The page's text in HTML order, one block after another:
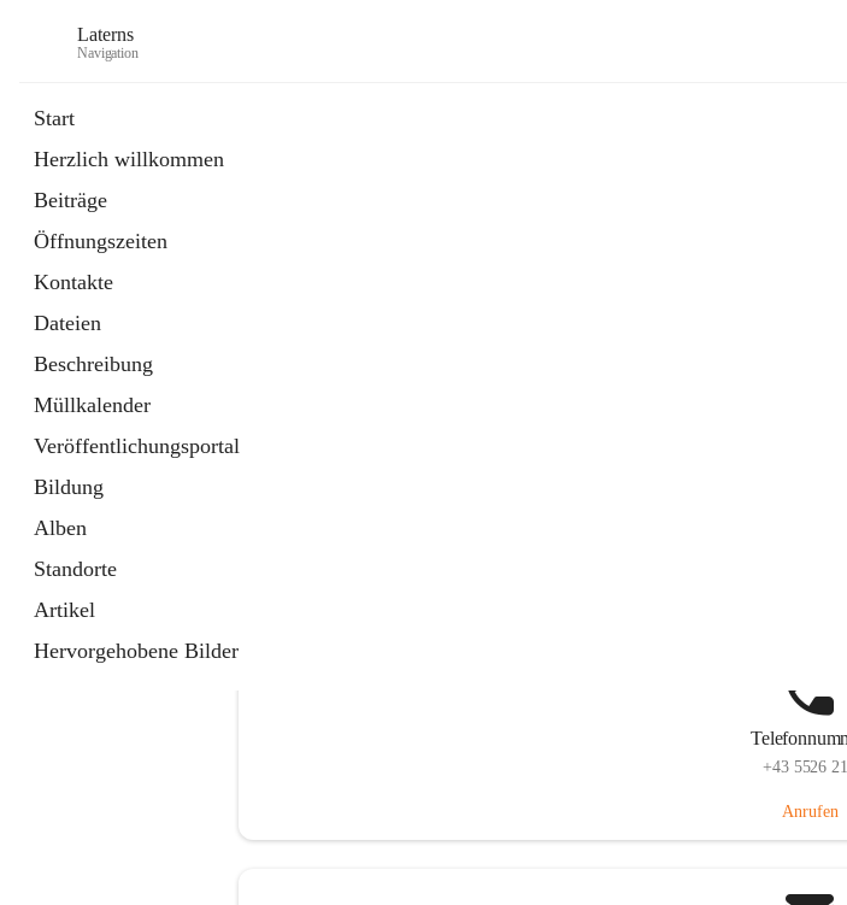
Laterns
Navigation
Start
Herzlich willkommen
Beiträge
Öffnungszeiten
Kontakte
Dateien
Beschreibung
Müllkalender
Veröffentlichungsportal
Bildung
Alben
Standorte
Artikel
Hervorgehobene Bilder
+43 5526
Anrufen